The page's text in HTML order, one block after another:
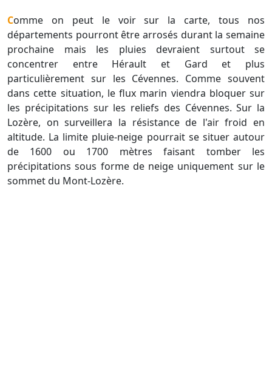
Comme on peut le voir sur la carte, tous nos
départements pourront être arrosés durant la semaine
prochaine mais les pluies devraient surtout se
concentrer entre Hérault et Gard et plus
particulièrement sur les Cévennes. Comme souvent
dans cette situation, le flux marin viendra bloquer sur
les précipitations sur les reliefs des Cévennes. Sur la
Lozère, on surveillera la résistance de l'air froid en
altitude. La limite pluie-neige pourrait se situer autour
de 1600 ou 1700 mètres faisant tomber les
précipitations sous forme de neige uniquement sur le
sommet du Mont-Lozère.